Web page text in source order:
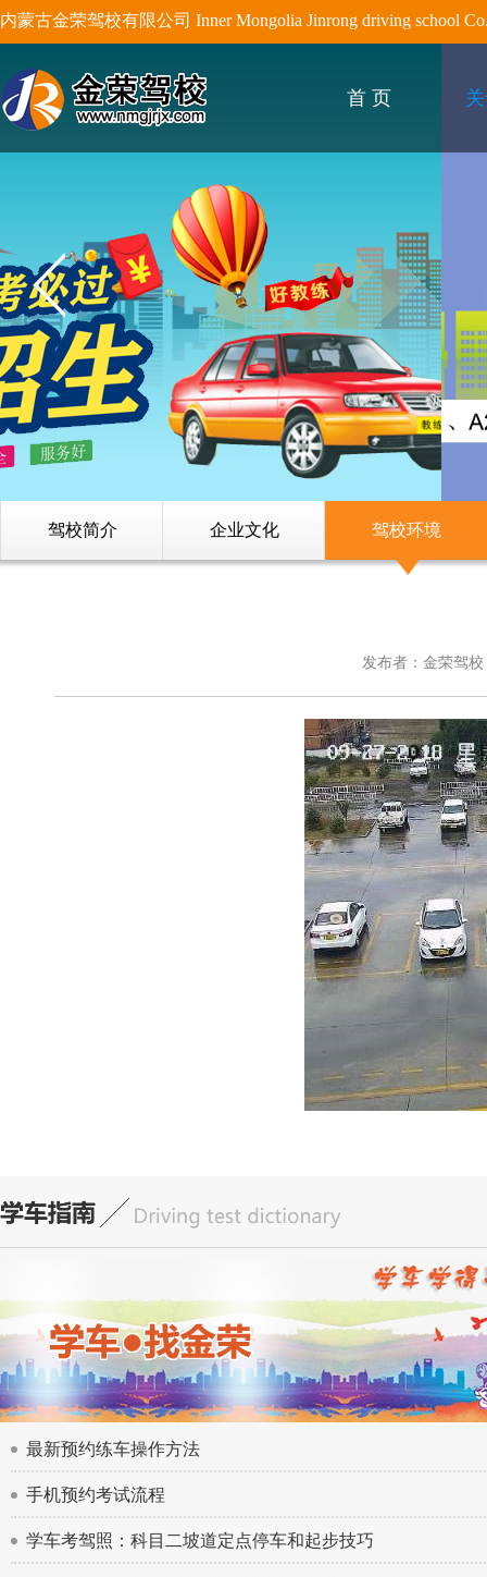
内蒙古金荣驾校有限公司 Inner Mongolia Jinrong driving school
首 页
驾校简介 企业文化 驾校环境
发布者：金荣驾校
最新预约练车操作方法
手机预约考试流程
学车考驾照：科目二坡道定点停车和起步技巧